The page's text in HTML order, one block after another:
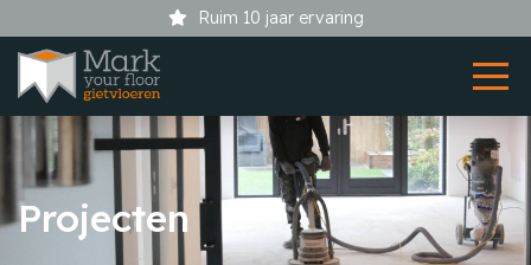
Showroom bij uw thuis
Projecten